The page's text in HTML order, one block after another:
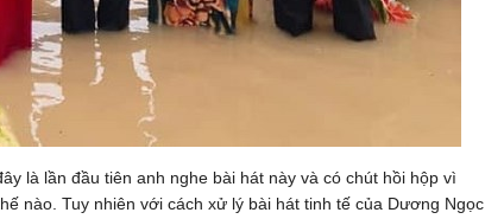
là lần đầu tiên anh nghe bài hát này và có chút hồi hộp vì
nào. Tuy nhiên với cách xử lý bài hát tinh tế của Dương Ngọc